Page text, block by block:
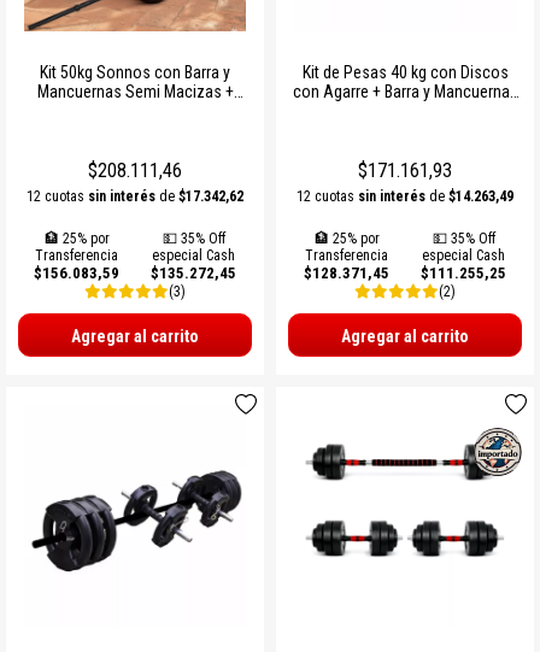
Kit 50kg Sonnos con Barra y
Mancuernas Semi Macizas +
$208.111,46
12 cuotas sin interés de $17.342,62
🏦 25% por
Transferencia
$156.083,59
💵 35% Off
especial Cash
$135.272,45
(3)
Agregar al carrito
Kit de Pesas 40 kg con Discos
con Agarre + Barra y Mancuernas
$171.161,93
12 cuotas sin interés de $14.263,49
🏦 25% por
Transferencia
$128.371,45
💵 35% Off
especial Cash
$111.255,25
(2)
Agregar al carrito